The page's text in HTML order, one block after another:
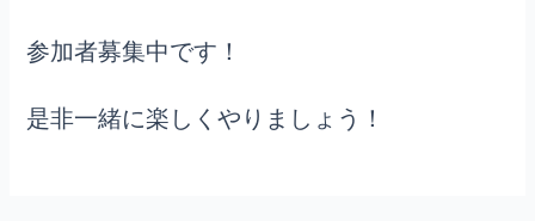
参加者募集中です！
是非一緒に楽しくやりましょう！